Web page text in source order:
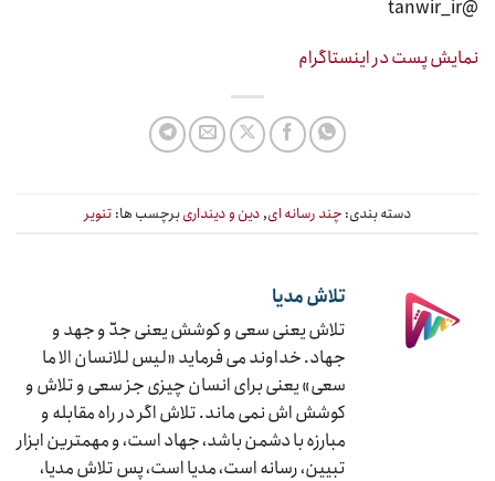
@tanwir_ir
نمایش پست در اینستاگرام
دسته بندی: چند رسانه ای, دین و دینداریبرچسب ها: تنویر
تلاش مدیا
تلاش یعنی سعی و کوشش یعنی جدّ و جهد و
جهاد. خداوند می فرماید «لیس للانسان الا ما
سعی» یعنی برای انسان چیزی جز سعی و تلاش و
کوشش اش نمی ماند. تلاش اگر در راه مقابله و
مبارزه با دشمن باشد، جهاد است، و مهمترین ابزار
تبیین، رسانه است، مدیا است، پس تلاش مدیا،